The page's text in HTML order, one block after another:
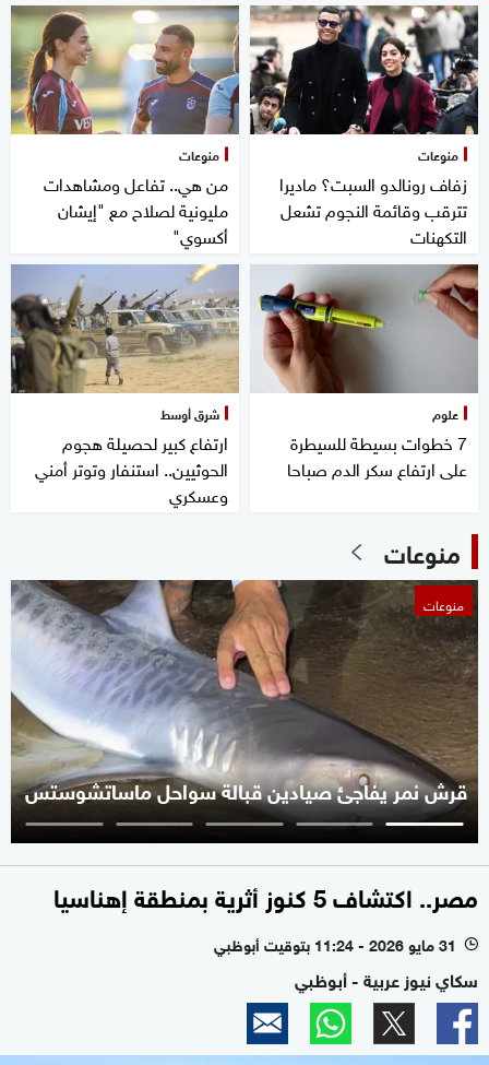
منوعات
زفاف رونالدو السبت؟ ماديرا
تترقب وقائمة النجوم تشعل
التكهنات
منوعات
من هي.. تفاعل ومشاهدات
مليونية لصلاح مع "إيشان
أكسوي"
علوم
7 خطوات بسيطة للسيطرة
على ارتفاع سكر الدم صباحا
شرق أوسط
ارتفاع كبير لحصيلة هجوم
الحوثيين.. استنفار وتوتر أمني
وعسكري
منوعات
منوعات
قرش نمر يفاجئ صيادين قبالة سواحل ماساتشوستس
مصر.. اكتشاف 5 كنوز أثرية بمنطقة إهناسيا
l 31 مايو 2026 - 11:24 بتوقيت أبوظبي
سكاي نيوز عربية - أبوظبي